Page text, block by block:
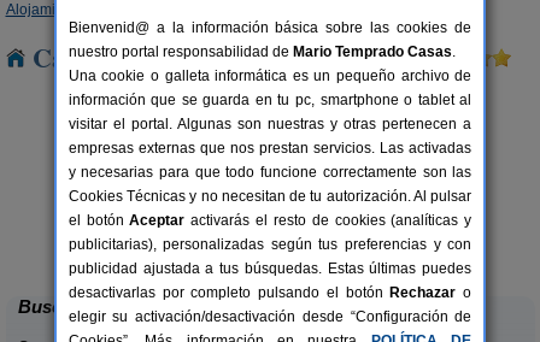
Alojamientos
Casas Rurales cerca de Baltanas
10+1 pers.
desde30 €
Casa Calderón
Brañosera (Palencia)
Buscar
Bienvenid@ a la información básica sobre las cookies de
nuestro portal responsabilidad de Mario Temprado Casas.
Una cookie o galleta informática es un pequeño archivo de
información que se guarda en tu pc, smartphone o tablet al
visitar el portal. Algunas son nuestras y otras pertenecen a
empresas externas que nos prestan servicios. Las activadas
y necesarias para que todo funcione correctamente son las
Cookies Técnicas y no necesitan de tu autorización. Al pulsar
el botónAceptar activarás el resto de cookies (analíticas y
publicitarias), personalizadas según tus preferencias y con
publicidad ajustada a tus búsquedas. Estas últimas puedes
desactivarlas por completo pulsando el botón Rechazar o
elegir su activación/desactivación desde “Configuración de